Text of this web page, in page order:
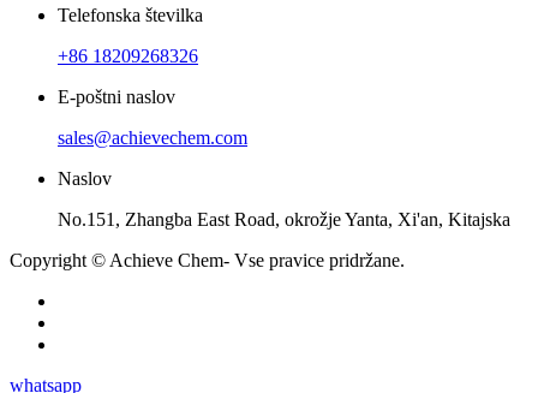
Telefonska številka
+86 18209268326
E-poštni naslov
sales@achievechem.com
Naslov
No.151, Zhangba East Road, okrožje Yanta, Xi'an, Kitajska
Copyright © Achieve Chem- Vse pravice pridržane.
whatsapp